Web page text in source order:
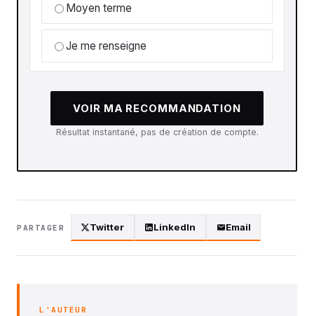
Moyen terme
Je me renseigne
VOIR MA RECOMMANDATION
Résultat instantané, pas de création de compte.
PARTAGER Twitter LinkedIn Email
L'AUTEUR